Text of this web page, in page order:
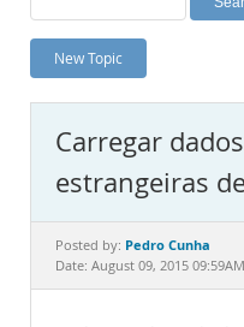
Planet MySQL
News and Events
MySQL.com
Downloads
Documentation
New Topic
Carregar
estrangeiras
Posted by: Pedro Cunha
Date: August 09, 2015 09:59AM